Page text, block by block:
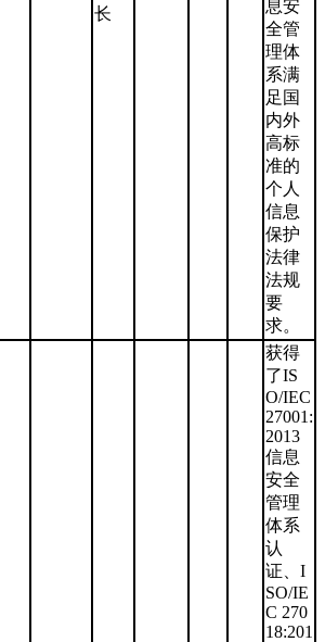
长
息安
全管
理体
系满
足国
内外
高标
准的
个人
信息
保护
法律
法规
要
求。
获得
了IS
O/IEC
27001:
2013
信息
安全
管理
体系
认
证、I
SO/IE
C 270
18:201